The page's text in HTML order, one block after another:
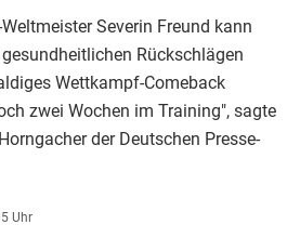
Severin Freund kann
Rückschlägen
Wettkampf-Comeback
zwei Wochen im Training", sagte
der Deutschen Presse-
Uhr